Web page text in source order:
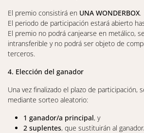
El premio consistirá en UNA WONDERBOX.
El periodo de participación estará abierto
El premio no podrá canjearse en metálico,
intransferible y no podrá ser objeto de
terceros.
4. Elección del ganador
Una vez finalizado el plazo de participación,
mediante sorteo aleatorio:
1 ganador/a principal, y
2 suplentes, que sustituirán al